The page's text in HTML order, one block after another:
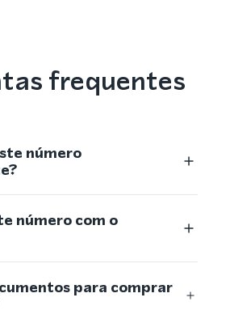
frequentes
número
número com o
para comprar